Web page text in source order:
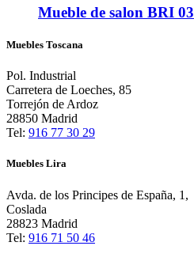
Mueble de salon BRI 03
Muebles Toscana
Pol. Industrial
Carretera de Loeches, 85
Torrejón de Ardoz
28850 Madrid
Tel: 916 77 30 29
Muebles Lira
Avda. de los Principes de España, 1,
Coslada
28823 Madrid
Tel: 916 71 50 46